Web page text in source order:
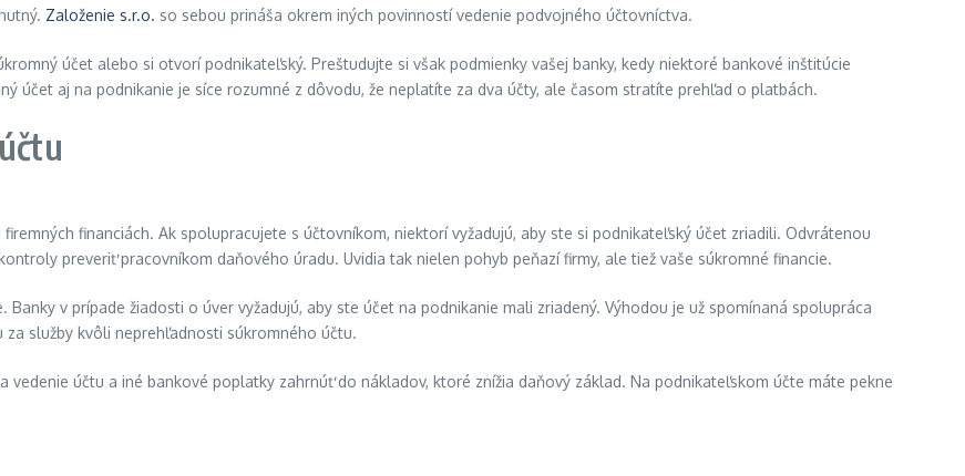
Založenie s.r.o. so sebou prináša okrem iných povinností vedenie podvojného účtovníctva.
účet alebo si otvorí podnikateľský. Preštudujte si však podmienky vašej banky, kedy niektoré bankové inštitúcie
účet aj na podnikanie je síce rozumné z dôvodu, že neplatíte za dva účty, ale časom stratíte prehľad o platbách.
financiách. Ak spolupracujete s účtovníkom, niektorí vyžadujú, aby ste si podnikateľský účet zriadili. Odvrátenou
preveriť pracovníkom daňového úradu. Uvidia tak nielen pohyb peňazí firmy, ale tiež vaše súkromné financie.
v prípade žiadosti o úver vyžadujú, aby ste účet na podnikanie mali zriadený. Výhodou je už spomínaná spolupráca
služby kvôli neprehľadnosti súkromného účtu.
vedenie účtu a iné bankové poplatky zahrnúť do nákladov, ktoré znížia daňový základ. Na podnikateľskom účte máte pekne